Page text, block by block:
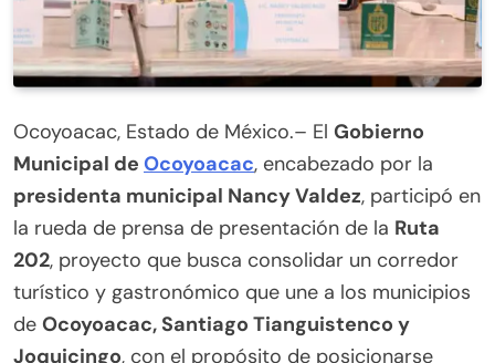
Ocoyoacac, Estado de México.– El Gobierno
Municipal de Ocoyoacac, encabezado por la
presidenta municipal Nancy Valdez, participó en
la rueda de prensa de presentación de la Ruta
202, proyecto que busca consolidar un corredor
turístico y gastronómico que une a los municipios
de Ocoyoacac, Santiago Tianguistenco y
Joquicingo, con el propósito de posicionarse